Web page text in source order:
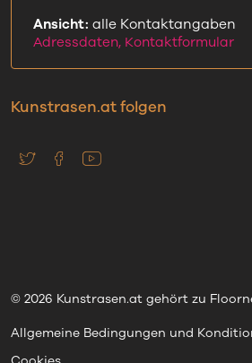
Ansicht: alle Kontaktangaben
Adressdaten, Kontaktformular
Kunstrasen.at folgen
© 2026 Kunstrasen.at gehört zu
Allgemeine Bedingungen und